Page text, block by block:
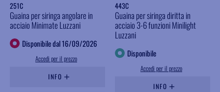
251C
Guaina per siringa angolare in
acciaio Minimate Luzzani
Disponibile dal 16/09/2026
Accedi per il prezzo
INFO
443C
Guaina per siringa diritta in
acciaio 3-6 funzioni Minilight
Luzzani
Disponibile
Accedi per il prezzo
INFO